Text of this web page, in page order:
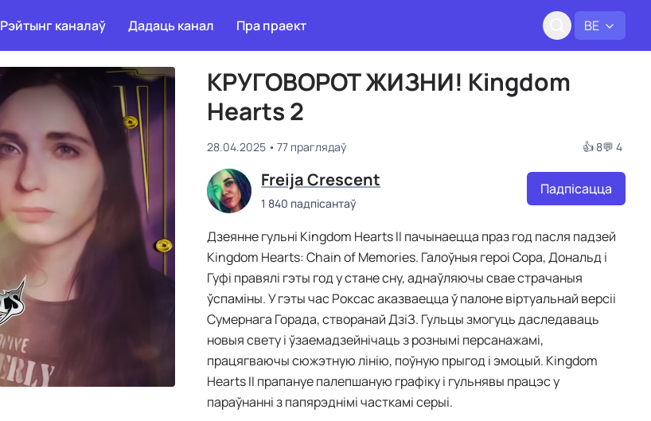
BE
Рэйтынг каналаў Дадаць канал Пра праект
КРУГОВОРОТ ЖИЗНИ! Kingdom
Hearts 2
28.04.2025 77 праглядаў 👍 8💬 4
Freija Crescent
1 840 падпісантаў
Падпісацца
Дзеянне гульні Kingdom Hearts II пачынаецца праз год пасля падзей
Kingdom Hearts: Chain of Memories. Галоўныя героі Сора, Дональд і
Гуфі правялі гэты год у стане сну, аднаўляючы свае страчаныя
ўспаміны. У гэты час Роксас аказваецца ў палоне віртуальнай версіі
Сумернага Горада, створанай ДзіЗ. Гульцы змогуць даследаваць
новыя свету і ўзаемадзейнічаць з рознымі персанажамі,
працягваючы сюжэтную лінію, поўную прыгод і эмоцый. Kingdom
Hearts II прапануе палепшаную графіку і гульнявы працэс у
параўнанні з папярэднімі часткамі серыі.